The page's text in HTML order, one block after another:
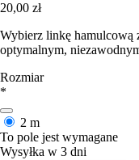
20,00 zł
Wybierz linkę hamulcową
optymalnym,
Rozmiar
*
2 m
To pole jest wymagane
Wysyłka w 3 dni